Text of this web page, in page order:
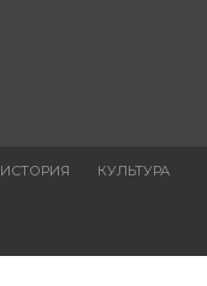
ИСТОРИЯ
КУЛЬТУРА